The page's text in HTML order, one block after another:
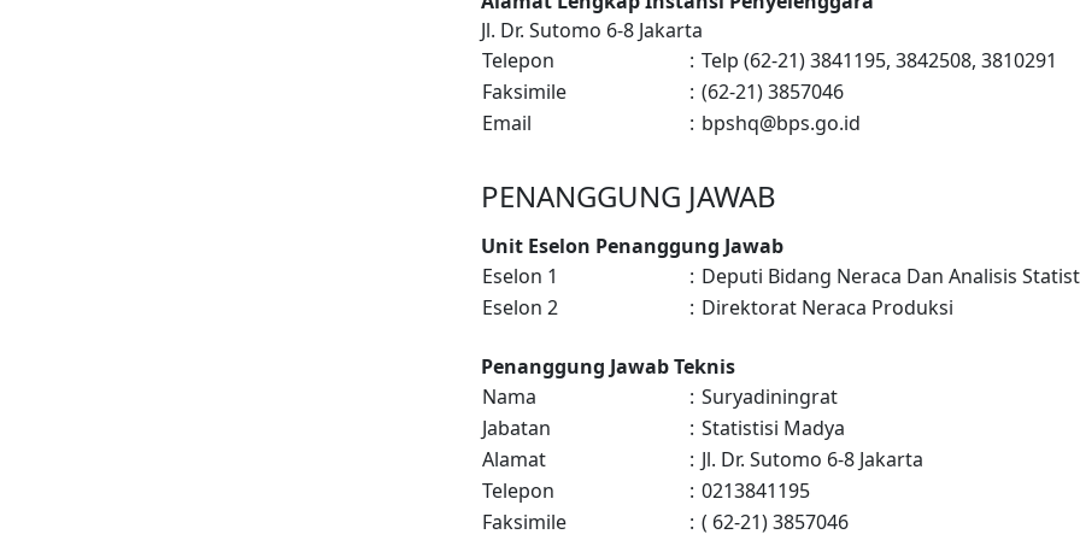
Jl. Dr. Sutomo 6-8 Jakarta
Telepon
: Telp (62-21) 3841195, 3842508, 3810291
Faksimile
: (62-21) 3857046
Email
: bpshq@bps.go.id
PENANGGUNG JAWAB
Unit Eselon Penanggung Jawab
Eselon 1
: Deputi Bidang Neraca Dan Analisis
Eselon 2
: Direktorat Neraca Produksi
Penanggung Jawab Teknis
Nama
: Suryadiningrat
Jabatan
: Statistisi Madya
Alamat
: Jl. Dr. Sutomo 6-8 Jakarta
Telepon
: 0213841195
Faksimile
: ( 62-21) 3857046